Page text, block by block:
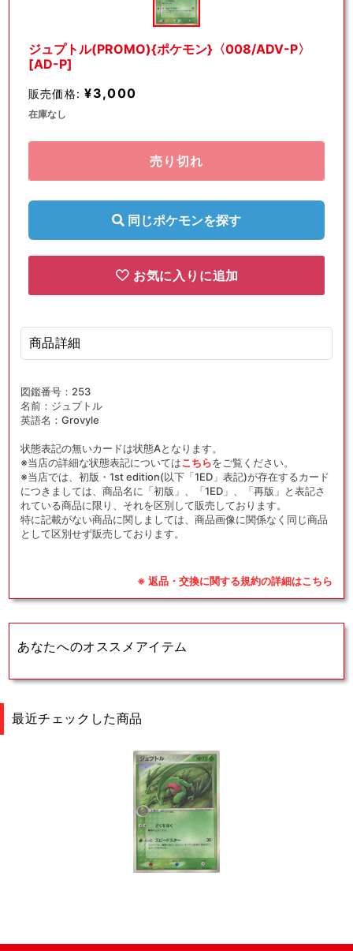
ア
を
開
ジュプトル(PROMO){ポケモン}〈008/ADV-P〉
[AD-P]
販売価格: ¥3,000
在庫なし
売り切れ
同じポケモンを探す
お気に入りに追加
商品詳細
図鑑番号：253
名前：ジュプトル
英語名：Grovyle
状態表記の無いカードは状態Aとなります。
※当店の詳細な状態表記についてはこちらをご覧ください。
※当店では、初版・1st edition(以下「1ED」表記)が存在するカード
につきましては、商品名に「初版」、「1ED」、「再版」と表記さ
れている商品に限り、それを区別して販売しております。
特に記載がない商品に関しましては、商品画像に関係なく同じ商品
として区別せず販売しております。
※ 返品・交換に関する規約の詳細はこちら
あなたへのオススメアイテム
最近チェックした商品